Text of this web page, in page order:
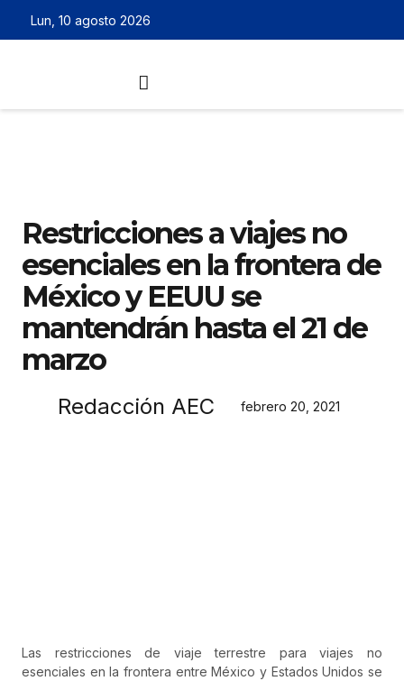
Lun, 10 agosto 2026
Restricciones a viajes no
esenciales en la frontera de
México y EEUU se
mantendrán hasta el 21 de
marzo
Redacción AEC febrero 20, 2021
Las restricciones de viaje terrestre para viajes no
esenciales en la frontera entre México y Estados Unidos se